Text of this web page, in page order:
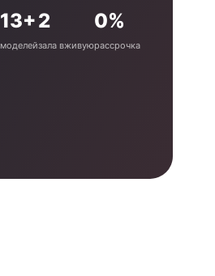
13+
моделей
2
зала вживую
0%
рассрочка